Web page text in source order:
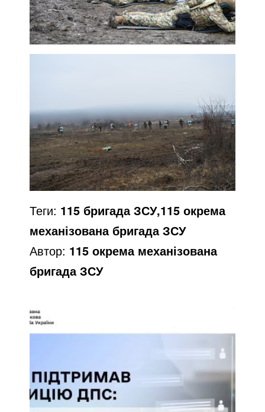
Теги: 115 бригада ЗСУ,115 окрема
механізована бригада ЗСУ
Автор: 115 окрема механізована
бригада ЗСУ